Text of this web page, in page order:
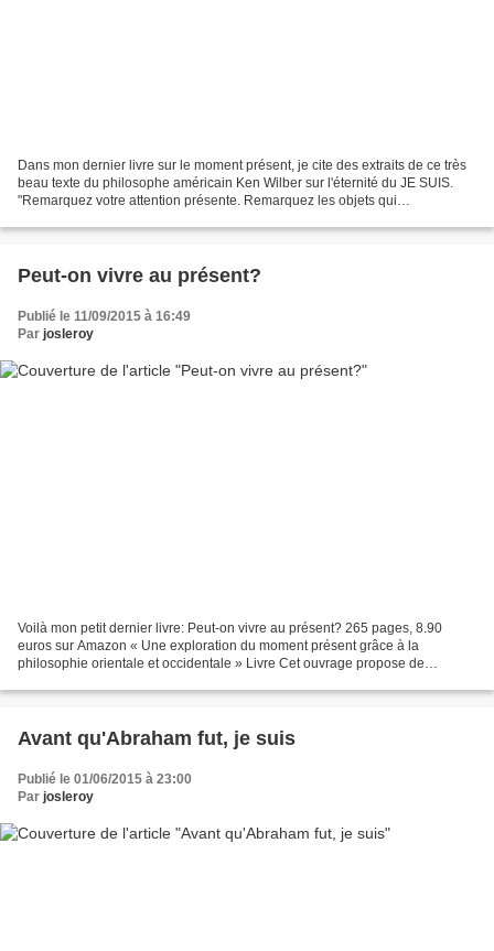
Dans mon dernier livre sur le moment présent, je cite des extraits de ce très
beau texte du philosophe américain Ken Wilber sur l'éternité du JE SUIS.
"Remarquez votre attention présente. Remarquez les objets qui
Peut-on vivre au présent?
Publié le 11/09/2015 à 16:49
Par josleroy
Voilà mon petit dernier livre: Peut-on vivre au présent? 265 pages, 8.90
euros sur Amazon « Une exploration du moment présent grâce à la
philosophie orientale et occidentale » Livre Cet ouvrage propose de
Avant qu'Abraham fut, je suis
Publié le 01/06/2015 à 23:00
Par josleroy